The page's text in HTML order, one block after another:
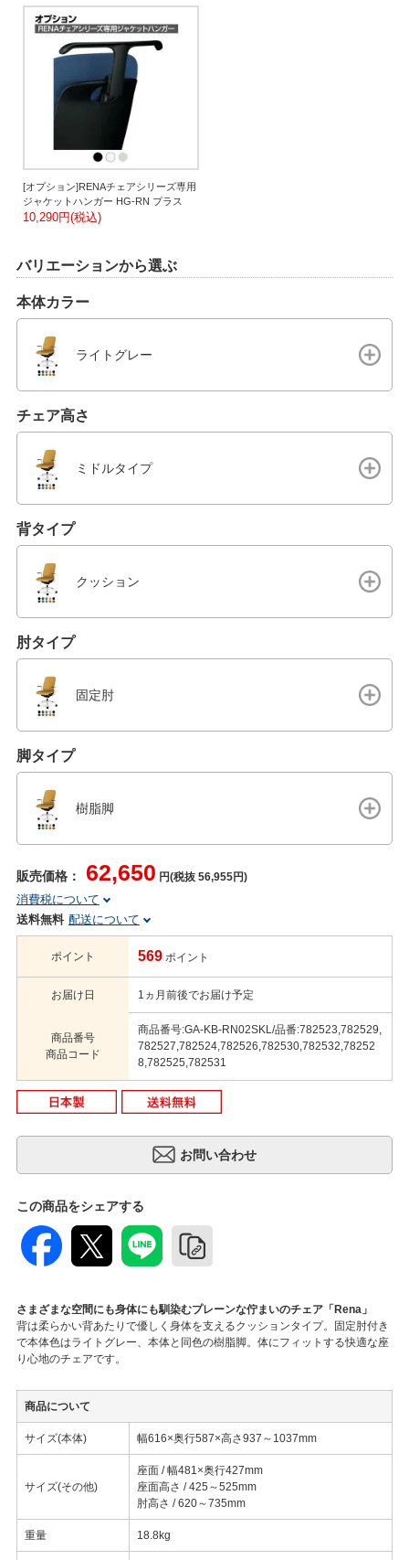
[オプション]RENAチェアシリーズ専用
ジャケットハンガー HG-RN プラス
10,290円(税込)
バリエーションから選ぶ
本体カラー
ライトグレー
チェア高さ
ミドルタイプ
背タイプ
クッション
肘タイプ
固定肘
脚タイプ
樹脂脚
販売価格： 62,650 円(税抜 56,955円)
消費税について
送料無料 配送について
ポイント 569 ポイント
お届け日 1ヵ月前後でお届け予定
商品番号
商品コード
商品番号:GA-KB-RN02SKL/品番:782523,782529,
782527,782524,782526,782530,782532,78252
8,782525,782531
この商品をシェアする
さまざまな空間にも身体にも馴染むプレーンな佇まいのチェア「Rena」
背は柔らかい背あたりで優しく身体を支えるクッションタイプ。固定肘付き
で本体色はライトグレー、本体と同色の樹脂脚。体にフィットする快適な座
り心地のチェアです。
商品について
サイズ(本体) 幅616×奥行587×高さ937～1037mm
サイズ(その他)
座面 / 幅481×奥行427mm
座面高さ / 425～525mm
肘高さ / 620～735mm
重量 18.8kg